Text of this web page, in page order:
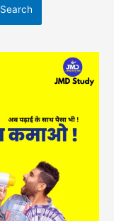
Search